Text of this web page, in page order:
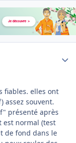
fiables. elles ont
assez souvent.
présenté après
est normal (test
de fond dans le